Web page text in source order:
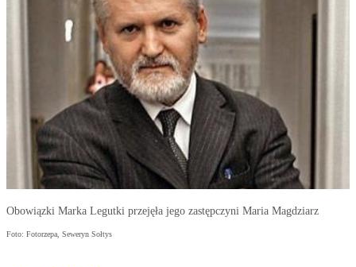
Obowiązki Marka Legutki przejęła jego zastępczyni Maria Magdziarz
Foto: Fotorzepa, Seweryn Sołtys